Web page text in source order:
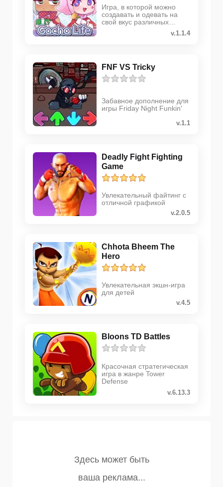
Игра, в которой можно
создавать и одевать на
свой вкус различных
v.1.1.4
FNF VS Tricky
Забавное дополнение для
игры Friday Night Funkin'
v.1.1
Deadly Fight Fighting
Game
Увлекательный файтинг с
отличной графикой
v.2.0.5
Chhota Bheem The
Hero
Увлекательная экшн-игра
для детей
v.4.5
Bloons TD Battles
Красочная стратегическая
игра в жанре Tower
Defense
v.6.13.3